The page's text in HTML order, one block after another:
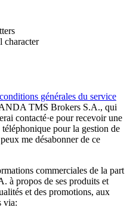
character
conditions générales du service
TMS Brokers S.A., qui
contacté·e pour recevoir une
pour la gestion de
me désabonner de ce
commerciales de la part
à propos de ses produits et
et des promotions, aux
via: